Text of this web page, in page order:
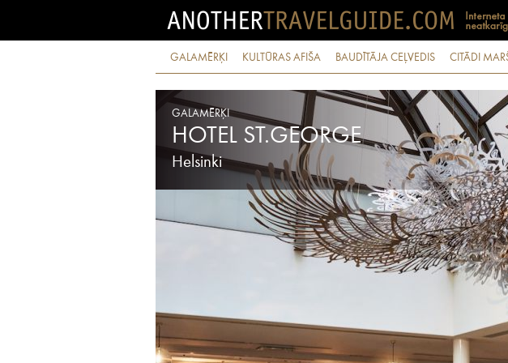
GALAMĒRĶI KULTŪRAS AFIŠA BAUDĪTĀJA CEĻVEDIS CITĀDI
GALAMĒRĶI
HOTEL ST.GEORGE